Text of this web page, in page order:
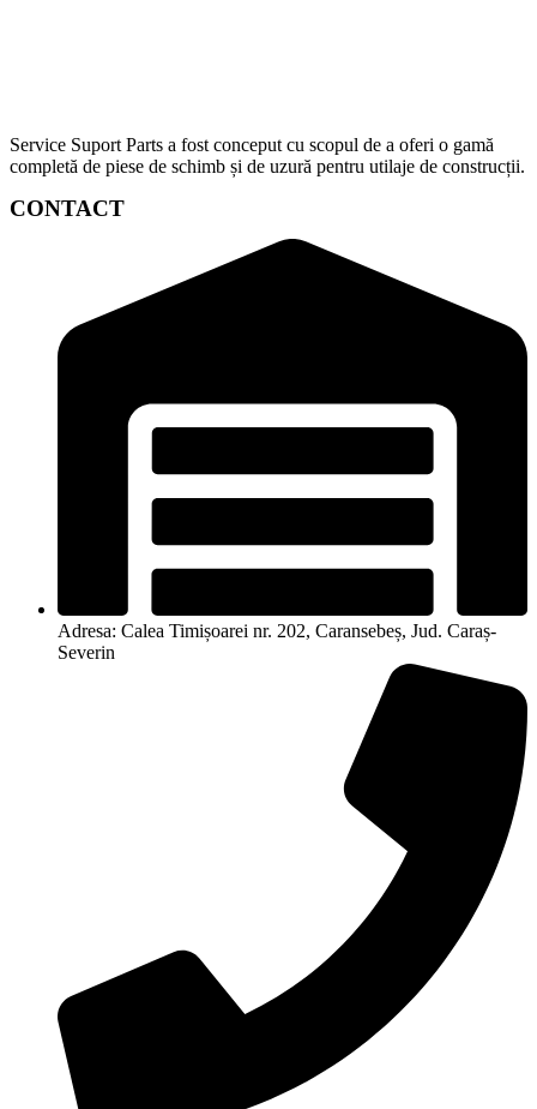
Service Suport Parts a fost conceput cu scopul de a oferi o gamă
completă de piese de schimb și de uzură pentru utilaje de construcții.
CONTACT
Adresa: Calea Timișoarei nr. 202, Caransebeș, Jud. Caraș-
Severin